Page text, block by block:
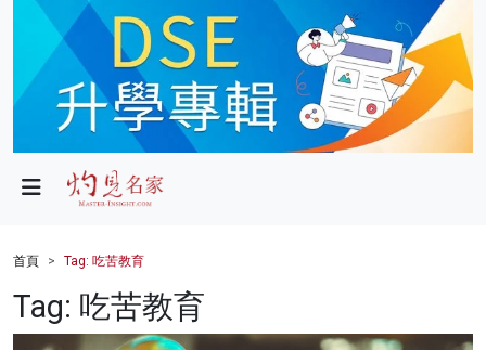
政局
財經
健康
首頁 Tag: 吃苦教育
Tag: 吃苦教育